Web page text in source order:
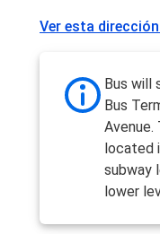
Ver esta
Bus will
Bus
located
subway
lower